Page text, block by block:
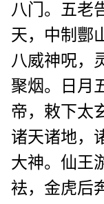
八门。五老
天，中制酆
八威神呪，
聚烟。日月
帝，敕下太
诸天诸地，
大神。仙王
袪，金虎后